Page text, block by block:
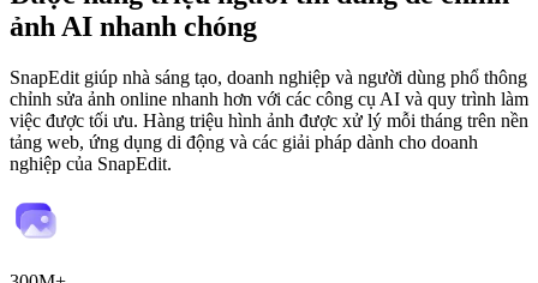
ảnh AI nhanh chóng
SnapEdit giúp nhà sáng tạo, doanh nghiệp và người dùng phổ thông
chỉnh sửa ảnh online nhanh hơn với các công cụ AI và quy trình làm
việc được tối ưu. Hàng triệu hình ảnh được xử lý mỗi tháng trên nền
tảng web, ứng dụng di động và các giải pháp dành cho doanh
nghiệp của SnapEdit.